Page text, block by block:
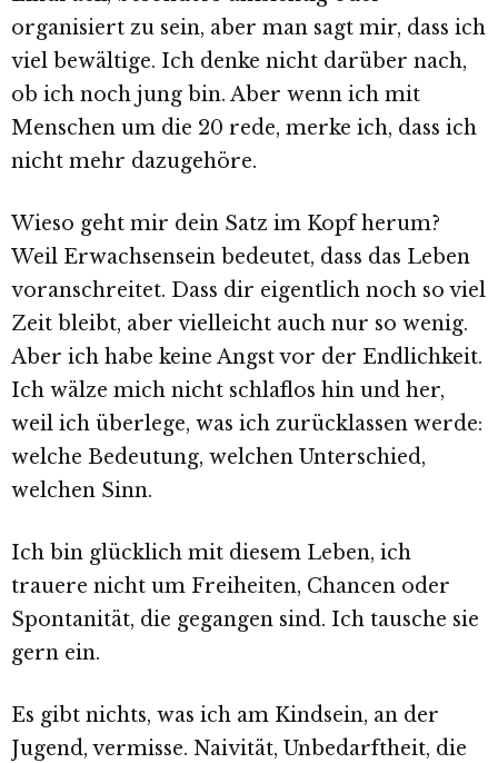
organisiert zu sein, aber man sagt mir, dass ich
viel bewältige. Ich denke nicht darüber nach,
ob ich noch jung bin. Aber wenn ich mit
Menschen um die 20 rede, merke ich, dass ich
nicht mehr dazugehöre.
Wieso geht mir dein Satz im Kopf herum?
Weil Erwachsensein bedeutet, dass das Leben
voranschreitet. Dass dir eigentlich noch so viel
Zeit bleibt, aber vielleicht auch nur so wenig.
Aber ich habe keine Angst vor der Endlichkeit.
Ich wälze mich nicht schlaflos hin und her,
weil ich überlege, was ich zurücklassen werde:
welche Bedeutung, welchen Unterschied,
welchen Sinn.
Ich bin glücklich mit diesem Leben, ich
trauere nicht um Freiheiten, Chancen oder
Spontanität, die gegangen sind. Ich tausche sie
gern ein.
Es gibt nichts, was ich am Kindsein, an der
Jugend, vermisse. Naivität, Unbedarftheit, die